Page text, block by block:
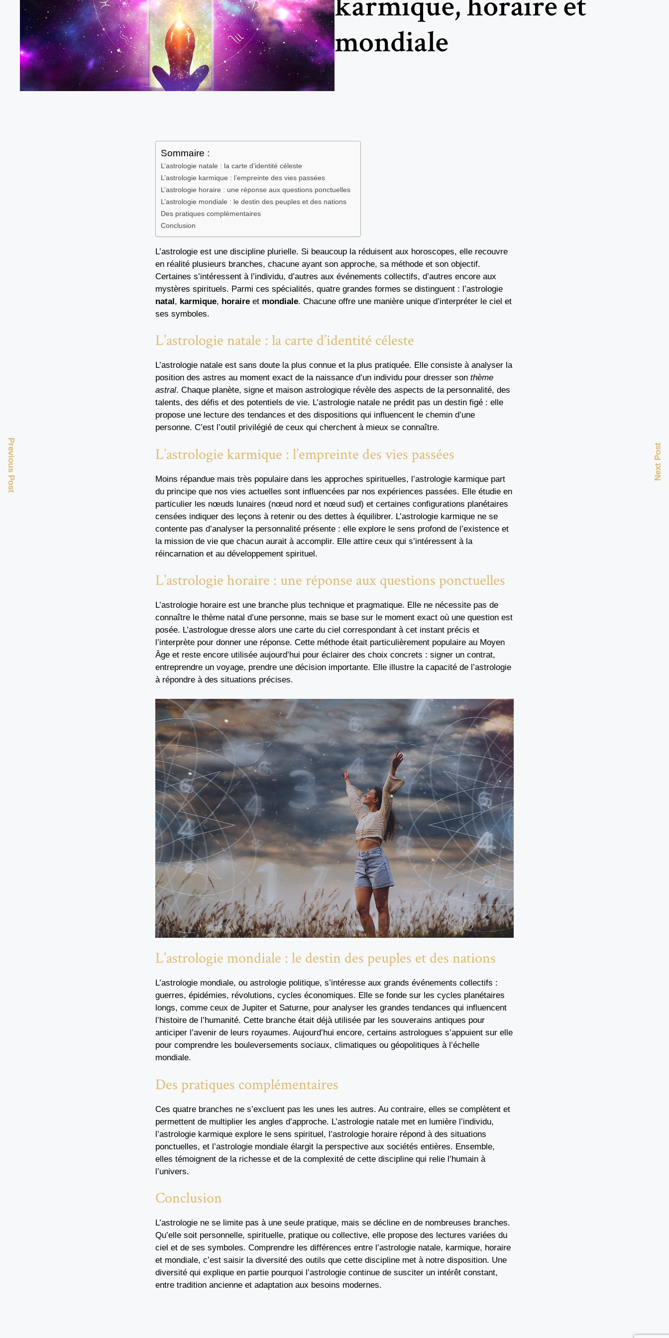
mondiale
Sommaire :
L’astrologie natale : la carte d’identité céleste
L’astrologie karmique : l’empreinte des vies passées
L’astrologie horaire : une réponse aux questions ponctuelles
L’astrologie mondiale : le destin des peuples et des nations
Des pratiques complémentaires
Conclusion
L’astrologie est une discipline plurielle. Si beaucoup la réduisent aux horoscopes, elle recouvre
en réalité plusieurs branches, chacune ayant son approche, sa méthode et son objectif.
Certaines s’intéressent à l’individu, d’autres aux événements collectifs, d’autres encore aux
mystères spirituels. Parmi ces spécialités, quatre grandes formes se distinguent : l’astrologie
natal, karmique, horaire et mondiale. Chacune offre une manière unique d’interpréter le ciel et
ses symboles.
L’astrologie natale : la carte d’identité céleste
L’astrologie natale est sans doute la plus connue et la plus pratiquée. Elle consiste à analyser la
position des astres au moment exact de la naissance d’un individu pour dresser son thème
astral. Chaque planète, signe et maison astrologique révèle des aspects de la personnalité, des
talents, des défis et des potentiels de vie. L’astrologie natale ne prédit pas un destin figé : elle
propose une lecture des tendances et des dispositions qui influencent le chemin d’une
personne. C’est l’outil privilégié de ceux qui cherchent à mieux se connaître.
L’astrologie karmique : l’empreinte des vies passées
Moins répandue mais très populaire dans les approches spirituelles, l’astrologie karmique part
du principe que nos vies actuelles sont influencées par nos expériences passées. Elle étudie en
particulier les nœuds lunaires (nœud nord et nœud sud) et certaines configurations planétaires
censées indiquer des leçons à retenir ou des dettes à équilibrer. L’astrologie karmique ne se
contente pas d’analyser la personnalité présente : elle explore le sens profond de l’existence et
la mission de vie que chacun aurait à accomplir. Elle attire ceux qui s’intéressent à la
réincarnation et au développement spirituel.
L’astrologie horaire : une réponse aux questions ponctuelles
L’astrologie horaire est une branche plus technique et pragmatique. Elle ne nécessite pas de
connaître le thème natal d’une personne, mais se base sur le moment exact où une question est
posée. L’astrologue dresse alors une carte du ciel correspondant à cet instant précis et
l’interprète pour donner une réponse. Cette méthode était particulièrement populaire au Moyen
Âge et reste encore utilisée aujourd’hui pour éclairer des choix concrets : signer un contrat,
entreprendre un voyage, prendre une décision importante. Elle illustre la capacité de l’astrologie
à répondre à des situations précises.
L’astrologie mondiale : le destin des peuples et des nations
L’astrologie mondiale, ou astrologie politique, s’intéresse aux grands événements collectifs :
guerres, épidémies, révolutions, cycles économiques. Elle se fonde sur les cycles planétaires
longs, comme ceux de Jupiter et Saturne, pour analyser les grandes tendances qui influencent
l’histoire de l’humanité. Cette branche était déjà utilisée par les souverains antiques pour
anticiper l’avenir de leurs royaumes. Aujourd’hui encore, certains astrologues s’appuient sur elle
pour comprendre les bouleversements sociaux, climatiques ou géopolitiques à l’échelle
mondiale.
Des pratiques complémentaires
Ces quatre branches ne s’excluent pas les unes les autres. Au contraire, elles se complètent et
permettent de multiplier les angles d’approche. L’astrologie natale met en lumière l’individu,
l’astrologie karmique explore le sens spirituel, l’astrologie horaire répond à des situations
ponctuelles, et l’astrologie mondiale élargit la perspective aux sociétés entières. Ensemble,
elles témoignent de la richesse et de la complexité de cette discipline qui relie l’humain à
l’univers.
Conclusion
L’astrologie ne se limite pas à une seule pratique, mais se décline en de nombreuses branches.
Qu’elle soit personnelle, spirituelle, pratique ou collective, elle propose des lectures variées du
ciel et de ses symboles. Comprendre les différences entre l’astrologie natale, karmique, horaire
et mondiale, c’est saisir la diversité des outils que cette discipline met à notre disposition. Une
diversité qui explique en partie pourquoi l’astrologie continue de susciter un intérêt constant,
entre tradition ancienne et adaptation aux besoins modernes.
Previous Post Next Post